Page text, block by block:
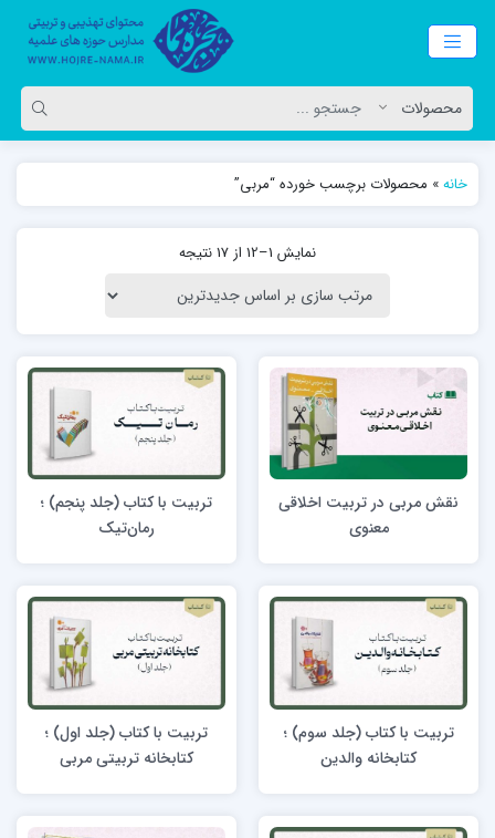
خانه» محصولات برچسب خورده “مربی”
نمایش 1–12 از 17 نتیجه
نقش مربی در تربیت اخلاقی
معنوی
تربیت با کتاب (جلد پنجم) ؛
رمان‌تیک
تربیت با کتاب (جلد سوم) ؛
کتابخانه والدین
تربیت با کتاب (جلد اول) ؛
کتابخانه تربیتی مربی